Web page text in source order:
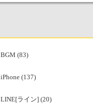
BGM (83)
iPhone (137)
LINE[ライン] (20)